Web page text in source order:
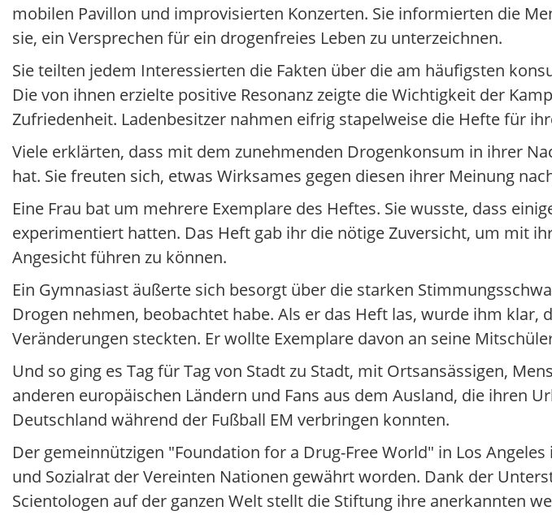
mobilen Pavillon und improvisierten Konzerten. Sie informierten die
sie, ein Versprechen für ein drogenfreies Leben zu unterzeichnen.
Sie teilten jedem Interessierten die Fakten über die am häufigsten
Die von ihnen erzielte positive Resonanz zeigte die Wichtigkeit der
Zufriedenheit. Ladenbesitzer nahmen eifrig stapelweise die Hefte für
Viele erklärten, dass mit dem zunehmenden Drogenkonsum in ihrer
hat. Sie freuten sich, etwas Wirksames gegen diesen ihrer Meinung
Eine Frau bat um mehrere Exemplare des Heftes. Sie wusste, dass
experimentiert hatten. Das Heft gab ihr die nötige Zuversicht, um mit
Angesicht führen zu können.
Ein Gymnasiast äußerte sich besorgt über die starken
Drogen nehmen, beobachtet habe. Als er das Heft las, wurde ihm klar,
Veränderungen steckten. Er wollte Exemplare davon an seine
Und so ging es Tag für Tag von Stadt zu Stadt, mit Ortsansässigen,
anderen europäischen Ländern und Fans aus dem Ausland, die ihren
Deutschland während der Fußball EM verbringen konnten.
Der gemeinnützigen "Foundation for a Drug-Free World" in Los
und Sozialrat der Vereinten Nationen gewährt worden. Dank der
Scientologen auf der ganzen Welt stellt die Stiftung ihre anerkannten